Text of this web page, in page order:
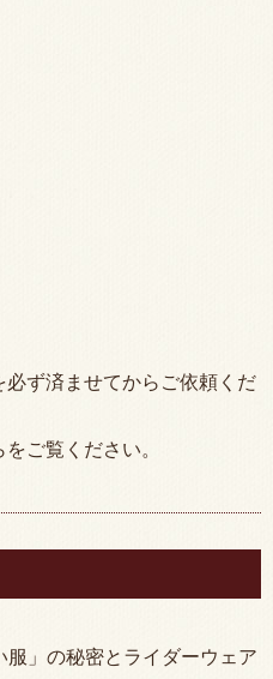
ず済ませてからご依頼くだ
ご覧ください。
」の秘密とライダーウェア